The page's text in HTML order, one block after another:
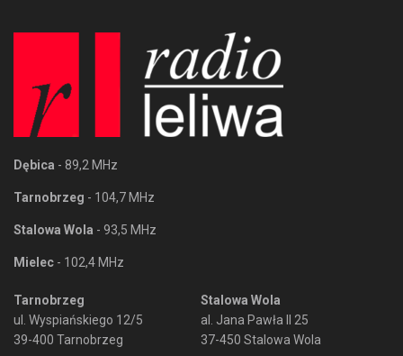
Dębica - 89,2 MHz
Tarnobrzeg - 104,7 MHz
Stalowa Wola - 93,5 MHz
Mielec - 102,4 MHz
Tarnobrzeg
ul. Wyspiańskiego 12/5
39-400 Tarnobrzeg
Stalowa Wola
al. Jana Pawła II 25
37-450 Stalowa Wola